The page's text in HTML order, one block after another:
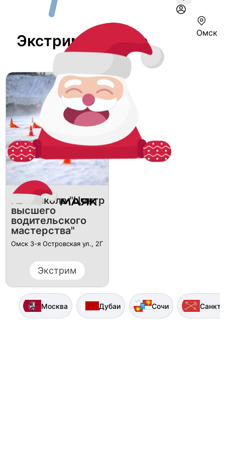
Омск
Экстрим В Омске
Автошкола "Центр
высшего
водительского
мастерства"
Омск 3-я Островская ул., 2Г
Экстрим
Москва Дубаи Сочи